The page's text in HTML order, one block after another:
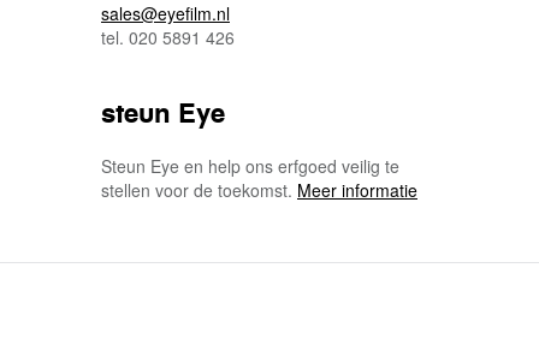
sales@eyefilm.nl
tel. 020 5891 426
steun Eye
Steun Eye en help ons erfgoed veilig te
stellen voor de toekomst. Meer informatie